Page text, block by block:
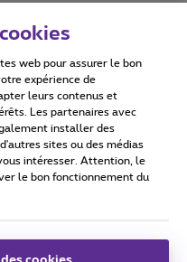
statement
web pour assurer le bon
expérience de
leurs contenus et
Les partenaires avec
installer des
sites ou des médias
intéresser. Attention, le
le bon fonctionnement du